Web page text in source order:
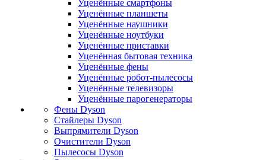
Уценённые смартфоны
Уценённые планшеты
Уценённые наушники
Уценённые ноутбуки
Уценённые приставки
Уценённая бытовая техника
Уценённые фены
Уценённые робот-пылесосы
Уценённые телевизоры
Уценённые парогенераторы
Фены Dyson
Стайлеры Dyson
Выпрямители Dyson
Очистители Dyson
Пылесосы Dyson